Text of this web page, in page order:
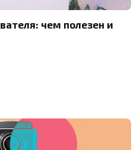
чем полезен и